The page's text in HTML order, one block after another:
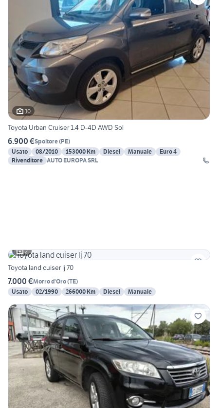
10
Toyota Urban Cruiser 1.4 D-4D AWD Sol
6.900 €Spoltore(PE)
Usato
08/2010 153000 Km Diesel Manuale
Euro 4
Rivenditore AUTO EUROPA SRL
2
Toyota land cuiser lj 70
7.000 €Morro d'Oro(TE)
Usato
02/1990 266000 Km Diesel Manuale